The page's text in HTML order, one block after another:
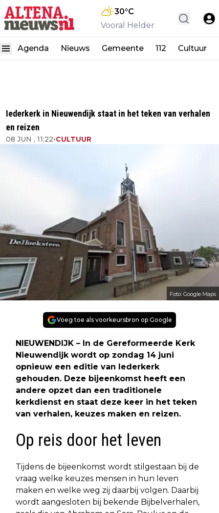
30°C
Vooral Helder
Agenda Nieuws Gemeente 112 Cultuur
Iederkerk in Nieuwendijk staat in het teken van verhalen
en reizen
08 JUN , 11:22•CULTUUR
Foto: Google Maps
Voeg toe als voorkeursbron op Google
NIEUWENDIJK – In de Gereformeerde Kerk
Nieuwendijk wordt op zondag 14 juni
opnieuw een editie van Iederkerk
gehouden. Deze bijeenkomst heeft een
andere opzet dan een traditionele
kerkdienst en staat deze keer in het teken
van verhalen, keuzes maken en reizen.
Op reis door het leven
Tijdens de bijeenkomst wordt stilgestaan bij de
vraag welke keuzes mensen in hun leven
maken en welke weg zij daarbij volgen. Daarbij
wordt aangesloten bij bekende Bijbelverhalen,